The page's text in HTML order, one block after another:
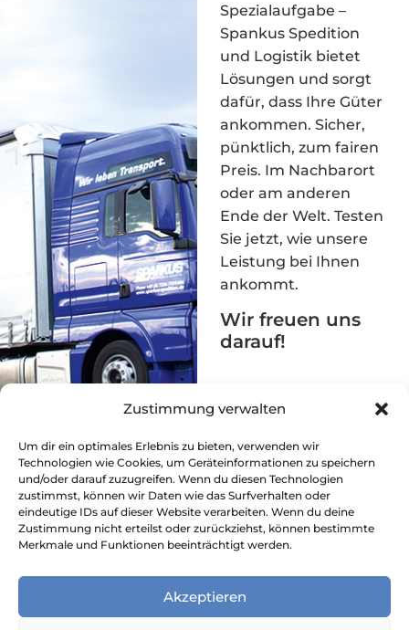
Zustimmung verwalten
Um dir ein optimales Erlebnis zu bieten, verwenden wir
Technologien wie Cookies, um Geräteinformationen zu speichern
und/oder darauf zuzugreifen. Wenn du diesen Technologien
zustimmst, können wir Daten wie das Surfverhalten oder
eindeutige IDs auf dieser Website verarbeiten. Wenn du deine
Zustimmung nicht erteilst oder zurückziehst, können bestimmte
Merkmale und Funktionen beeinträchtigt werden.
Akzeptieren
Spezialaufgabe –
Spankus Spedition
und Logistik bietet
Lösungen und sorgt
dafür, dass Ihre Güter
ankommen. Sicher,
pünktlich, zum fairen
Preis. Im Nachbarort
oder am anderen
Ende der Welt. Testen
Sie jetzt, wie unsere
Leistung bei Ihnen
ankommt.
Wir freuen uns
darauf!